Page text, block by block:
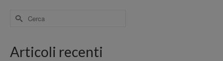
Cerca
per:
Articoli recenti